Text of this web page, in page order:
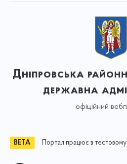
Дніпровська
державна
офіційний
Портал працює в тестовому